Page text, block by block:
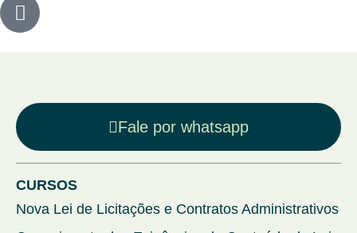
Fale por whatsapp
CURSOS
Nova Lei de Licitações e Contratos Administrativos